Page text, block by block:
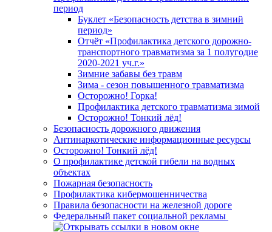
период
Буклет «Безопасность детства в зимний
период»
Отчёт «Профилактика детского дорожно-
транспортного травматизма за 1 полугодие
2020-2021 уч.г.»
Зимние забавы без травм
Зима - сезон повышенного травматизма
Осторожно! Горка!
Профилактика детского травматизма зимой
Осторожно! Тонкий лёд!
Безопасность дорожного движения
Антинаркотические информационные ресурсы
Осторожно! Тонкий лёд!
О профилактике детской гибели на водных
объектах
Пожарная безопасность
Профилактика кибермошенничества
Правила безопасности на железной дороге
Федеральный пакет социальной рекламы